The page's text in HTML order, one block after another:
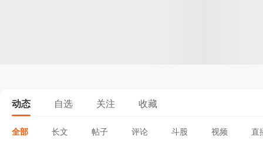
动态 自选 关注 收藏
全部 长文 帖子 评论 斗股 视频 直